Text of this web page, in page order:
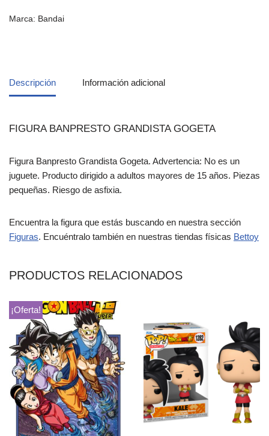
Marca: Bandai
Descripción Información adicional
FIGURA BANPRESTO GRANDISTA GOGETA
Figura Banpresto Grandista Gogeta. Advertencia: No es un
juguete. Producto dirigido a adultos mayores de 15 años. Piezas
pequeñas. Riesgo de asfixia.
Encuentra la figura que estás buscando en nuestra sección
Figuras. Encuéntralo también en nuestras tiendas físicas Bettoy
PRODUCTOS RELACIONADOS
¡Oferta!